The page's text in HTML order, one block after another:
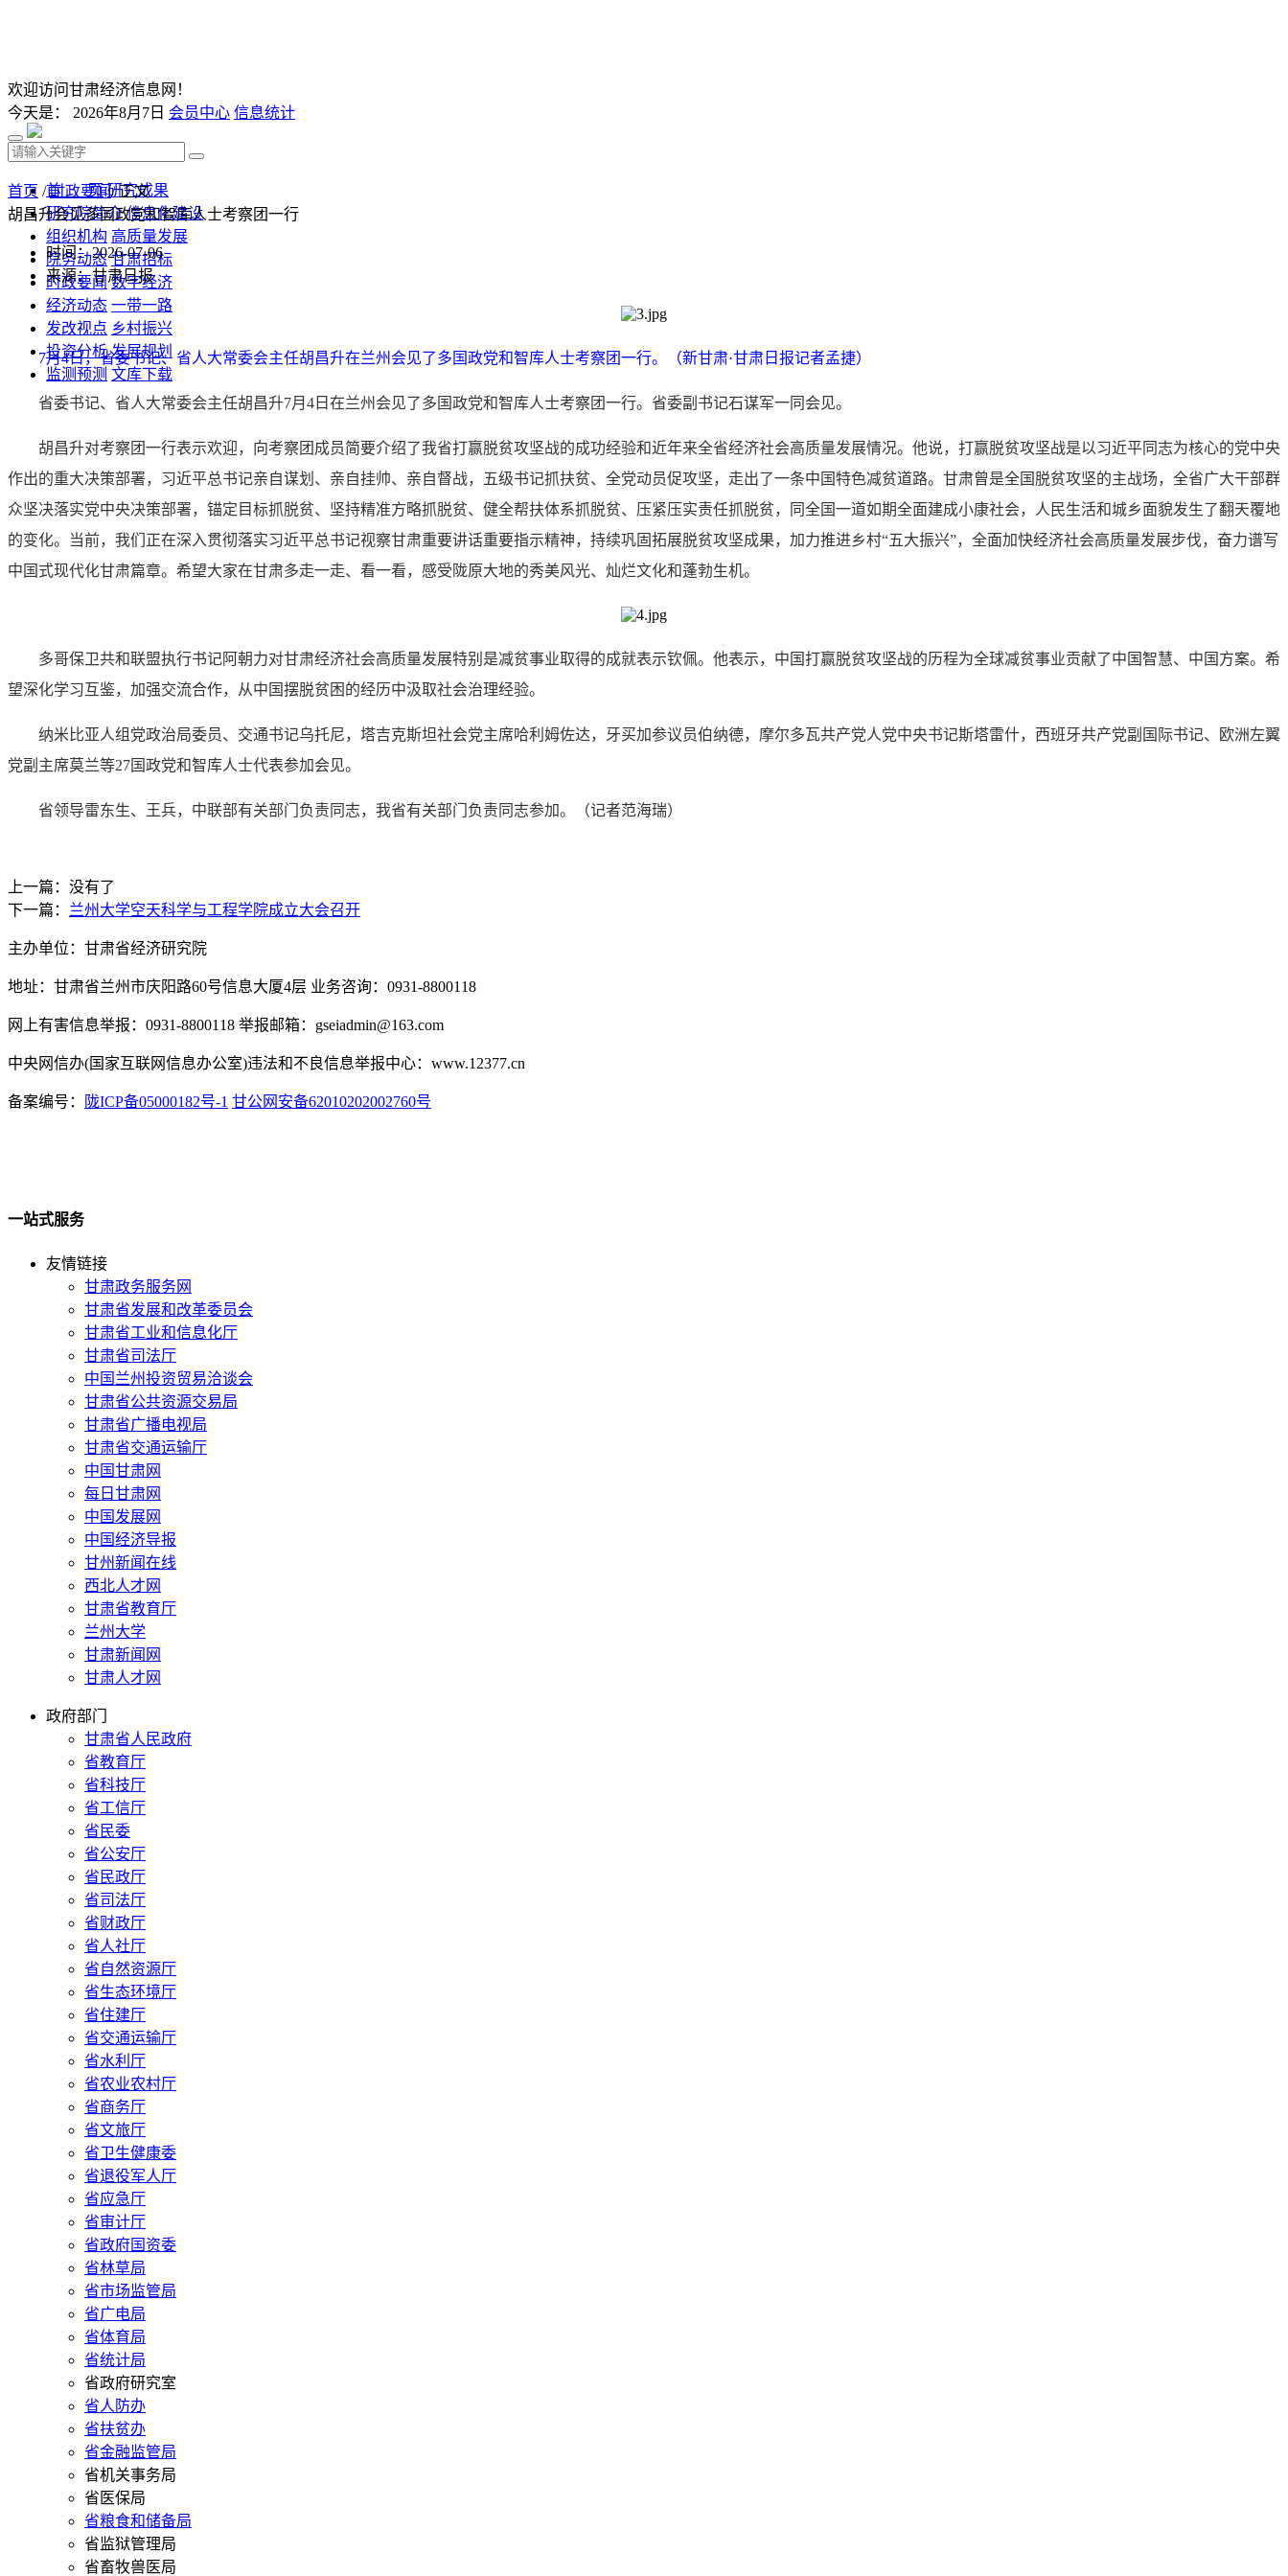
欢迎访问甘肃经济信息网！
今天是： 2026年8月7日 会员中心 信息统计
首 页 研究成果
研究院简介 信息化建设
组织机构 高质量发展
院务动态 甘肃招标
时政要闻 数字经济
经济动态 一带一路
发改视点 乡村振兴
投资分析 发展规划
监测预测 文库下载
首页 /时政要闻/ 正文
胡昌升会见多国政党和智库人士考察团一行
时间：2026-07-06
来源：甘肃日报
7月4日，省委书记、省人大常委会主任胡昌升在兰州会见了多国政党和智库人士考察团一行。（新甘肃·甘肃日报记者孟捷）
省委书记、省人大常委会主任胡昌升7月4日在兰州会见了多国政党和智库人士考察团一行。省委副书记石谋军一同会见。
胡昌升对考察团一行表示欢迎，向考察团成员简要介绍了我省打赢脱贫攻坚战的成功经验和近年来全省经济社会高质量发展情况。他说，打赢脱贫攻坚战是以习近平同志为核心的党中央
作出的重大决策部署，习近平总书记亲自谋划、亲自挂帅、亲自督战，五级书记抓扶贫、全党动员促攻坚，走出了一条中国特色减贫道路。甘肃曾是全国脱贫攻坚的主战场，全省广大干部群
众坚决落实党中央决策部署，锚定目标抓脱贫、坚持精准方略抓脱贫、健全帮扶体系抓脱贫、压紧压实责任抓脱贫，同全国一道如期全面建成小康社会，人民生活和城乡面貌发生了翻天覆地
的变化。当前，我们正在深入贯彻落实习近平总书记视察甘肃重要讲话重要指示精神，持续巩固拓展脱贫攻坚成果，加力推进乡村“五大振兴”，全面加快经济社会高质量发展步伐，奋力谱写
中国式现代化甘肃篇章。希望大家在甘肃多走一走、看一看，感受陇原大地的秀美风光、灿烂文化和蓬勃生机。
多哥保卫共和联盟执行书记阿朝力对甘肃经济社会高质量发展特别是减贫事业取得的成就表示钦佩。他表示，中国打赢脱贫攻坚战的历程为全球减贫事业贡献了中国智慧、中国方案。希
望深化学习互鉴，加强交流合作，从中国摆脱贫困的经历中汲取社会治理经验。
纳米比亚人组党政治局委员、交通书记乌托尼，塔吉克斯坦社会党主席哈利姆佐达，牙买加参议员伯纳德，摩尔多瓦共产党人党中央书记斯塔雷什，西班牙共产党副国际书记、欧洲左翼
党副主席莫兰等27国政党和智库人士代表参加会见。
省领导雷东生、王兵，中联部有关部门负责同志，我省有关部门负责同志参加。（记者范海瑞）
上一篇：没有了
下一篇： 兰州大学空天科学与工程学院成立大会召开
主办单位：甘肃省经济研究院
地址：甘肃省兰州市庆阳路60号信息大厦4层 业务咨询：0931-8800118
网上有害信息举报：0931-8800118 举报邮箱：gseiadmin@163.com
中央网信办(国家互联网信息办公室)违法和不良信息举报中心：www.12377.cn
备案编号： 陇ICP备05000182号-1 甘公网安备62010202002760号
一站式服务
友情链接
甘肃政务服务网
甘肃省发展和改革委员会
甘肃省工业和信息化厅
甘肃省司法厅
中国兰州投资贸易洽谈会
甘肃省公共资源交易局
甘肃省广播电视局
甘肃省交通运输厅
中国甘肃网
每日甘肃网
中国发展网
中国经济导报
甘州新闻在线
西北人才网
甘肃省教育厅
兰州大学
甘肃新闻网
甘肃人才网
政府部门
甘肃省人民政府
省教育厅
省科技厅
省工信厅
省民委
省公安厅
省民政厅
省司法厅
省财政厅
省人社厅
省自然资源厅
省生态环境厅
省住建厅
省交通运输厅
省水利厅
省农业农村厅
省商务厅
省文旅厅
省卫生健康委
省退役军人厅
省应急厅
省审计厅
省政府国资委
省林草局
省市场监管局
省广电局
省体育局
省统计局
省政府研究室
省人防办
省扶贫办
省金融监管局
省机关事务局
省医保局
省粮食和储备局
省监狱管理局
省畜牧兽医局